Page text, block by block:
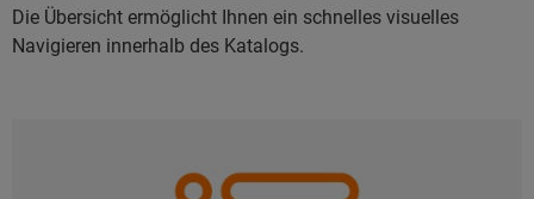
Die Übersicht ermöglicht Ihnen ein schnelles visuelles
Navigieren innerhalb des Katalogs.